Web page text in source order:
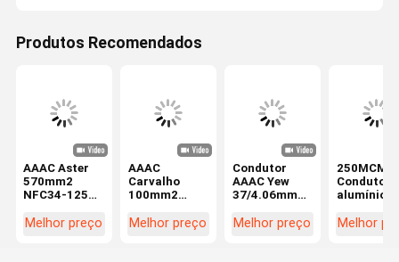
Produtos Recomendados
AAAC Aster
570mm2
NFC34-125
liga de
Melhor preço
AAAC
Carvalho
100mm2
Condutor
Melhor preço
Condutor
AAAC Yew
37/4.06mm
Alumínio
Melhor preço
250MCM
Condutor
alumínio
Melhor